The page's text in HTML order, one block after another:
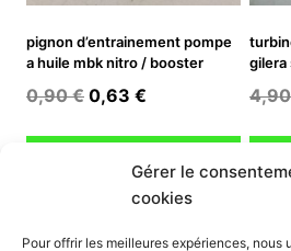
Gérer le
cookies
Pour offrir les meilleures expériences, nous
pignon d’entrainement pompe
a huile mbk nitro / booster
0,90€ Le
initial
était :
0,90 €.
0,63 €
actuel
est :
0,63 €.
gilera
INFORMATION